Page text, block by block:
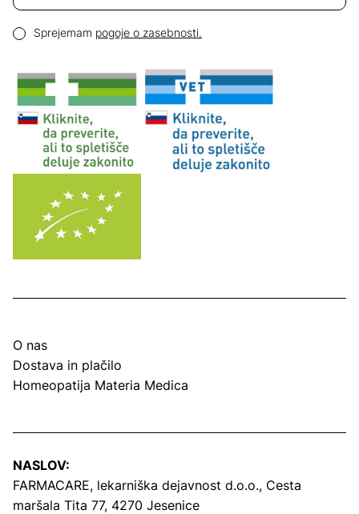
Pogoji zasebnosti
Sprejemam pogoje o zasebnosti.
O nas
Dostava in plačilo
Homeopatija Materia Medica
NASLOV:
FARMACARE, lekarniška dejavnost d.o.o., Cesta
maršala Tita 77, 4270 Jesenice